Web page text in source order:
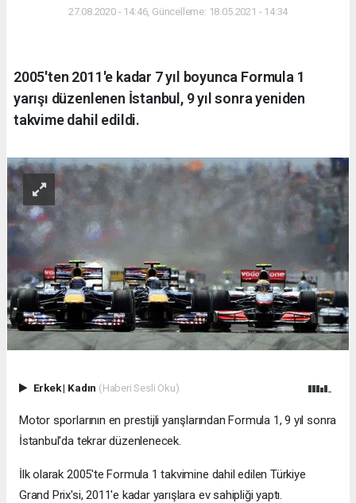
27.08.2020 - 14:46, Güncelleme: 18.05.2021 - 14:34
2005'ten 2011'e kadar 7 yıl boyunca Formula 1
yarışı düzenlenen İstanbul, 9 yıl sonra yeniden
takvime dahil edildi.
Erkek| Kadın (Haberi Sesli Oku)
Motor sporlarının en prestijli yarışlarından Formula 1, 9 yıl sonra
İstanbul'da tekrar düzenlenecek.
İlk olarak 2005'te Formula 1 takvimine dahil edilen Türkiye
Grand Prix'si, 2011'e kadar yarışlara ev sahipliği yaptı.